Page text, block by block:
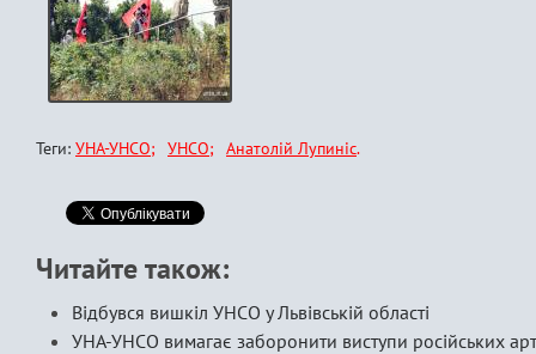
Теги: УНА-УНСО УНСО Анатолій Лупиніс
Читайте також:
Відбувся вишкіл УНСО у Львівській області
УНА-УНСО вимагає заборонити виступи російських